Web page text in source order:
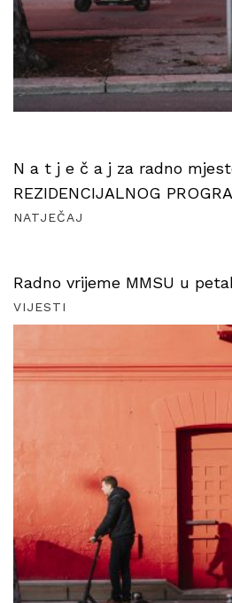
N a t j e č a j za radno
REZIDENCIJALNOG
NATJEČAJ
Radno vrijeme MMSU u
VIJESTI